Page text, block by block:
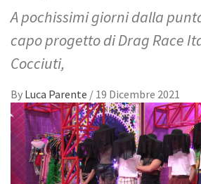
A pochissimi giorni dalla
capo progetto di Drag Race
Cocciuti,
By Luca Parente / 19 Dicembre 2021